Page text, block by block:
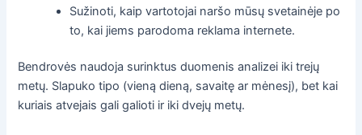
Sužinoti, kaip vartotojai naršo mūsų svetainėje po
to, kai jiems parodoma reklama internete.
Bendrovės naudoja surinktus duomenis analizei iki trejų
metų. Slapuko tipo (vieną dieną, savaitę ar mėnesį), bet kai
kuriais atvejais gali galioti ir iki dvejų metų.